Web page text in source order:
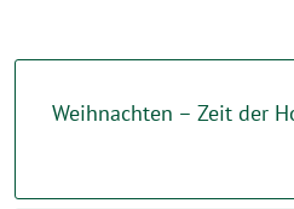
Weihnachten – Zeit der